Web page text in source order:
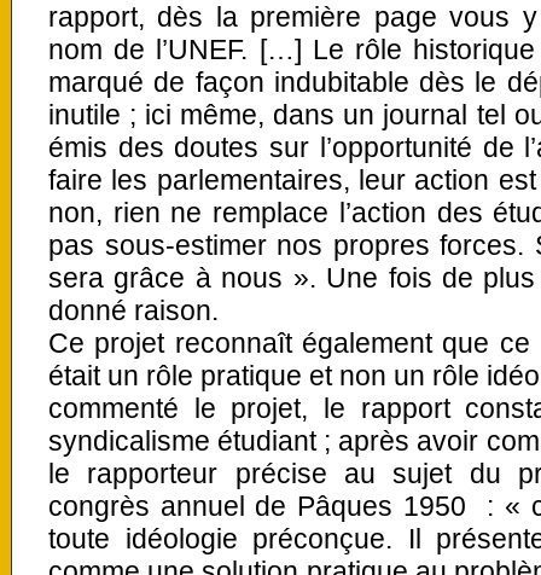
rapport, dès la première page vous
nom de l’UNEF. […] Le rôle
marqué de façon indubitable dès le
inutile ; ici même, dans un journal tel
émis des doutes sur l’opportunité de
faire les parlementaires, leur action
non, rien ne remplace l’action des
pas sous-estimer nos propres
sera grâce à nous ». Une fois de plus
donné raison.
Ce projet reconnaît également que
était un rôle pratique et non un rôle
commenté le projet, le rapport
syndicalisme étudiant ; après avoir
le rapporteur précise au sujet du
congrès annuel de Pâques 1950 : «
toute idéologie préconçue. Il